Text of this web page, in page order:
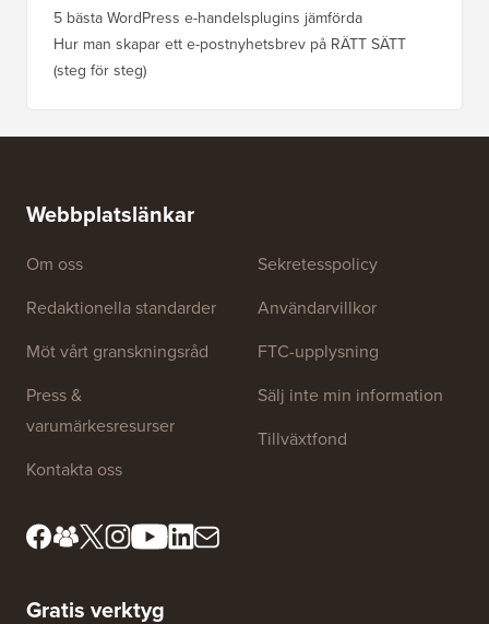
Vilket är det bästa WordPress popup-pluginet?
(Jämförelse)
5 bästa WordPress e-handelsplugins jämförda
Webbplatslänkar
Om oss
Redaktionella standarder
Möt vårt granskningsråd
varumärkesresurser
Sekretesspolicy